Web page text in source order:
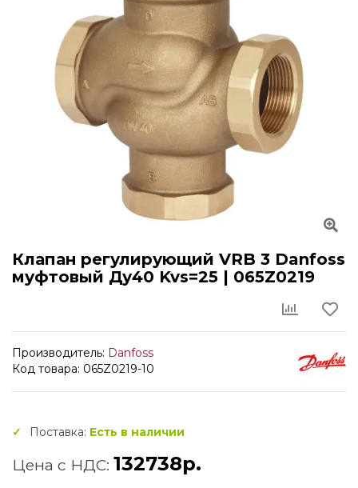
Клапан регулирующий VRB 3 Danfoss
муфтовый Ду40 Kvs=25 | 065Z0219
Производитель: Danfoss
Код товара: 065Z0219-10
Поставка: Есть в наличии
Цена с НДС: 132738р.